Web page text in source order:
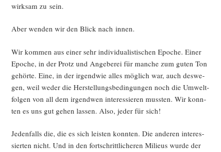
wirk­sam zu sein.
Aber wen­den wir den Blick nach innen.
Wir kom­men aus einer sehr indi­vi­dua­lis­ti­schen Epo­che. Einer
Epo­che, in der Protz und Ange­be­rei für man­che zum guten Ton
gehör­te. Eine, in der irgend­wie alles mög­lich war, auch des­we­
gen, weil weder die Her­stel­lungs­be­din­gun­gen noch die Umwelt­
fol­gen von all dem irgend­wen inter­es­sie­ren muss­ten. Wir konn­
ten es uns gut gehen las­sen. Also, jeder für sich!
Jeden­falls die, die es sich leis­ten konn­ten. Die ande­ren inter­es­
sier­ten nicht. Und in den fort­schritt­li­che­ren Milieus wur­de der